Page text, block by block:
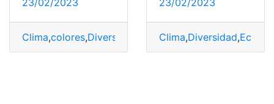
Clima,colores,Diversidad Ecuador,Turismo
Clima,Diversidad,